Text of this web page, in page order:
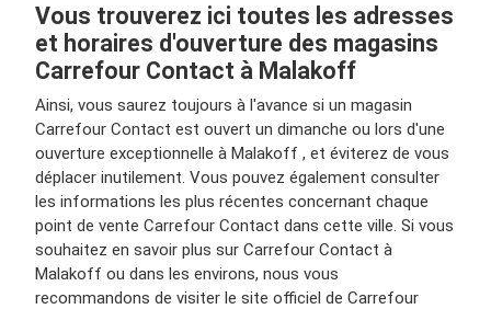
Vous trouverez ici toutes les adresses
et horaires d'ouverture des magasins
Carrefour Contact à Malakoff
Ainsi, vous saurez toujours à l'avance si un magasin
Carrefour Contact est ouvert un dimanche ou lors d'une
ouverture exceptionnelle à Malakoff , et éviterez de vous
déplacer inutilement. Vous pouvez également consulter
les informations les plus récentes concernant chaque
point de vente Carrefour Contact dans cette ville. Si vous
souhaitez en savoir plus sur Carrefour Contact à
Malakoff ou dans les environs, nous vous
recommandons de visiter le site officiel de Carrefour